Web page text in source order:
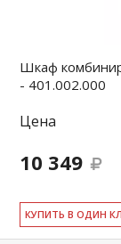
Шкаф
- 401.002.000
Цена
10 349
КУ­ПИТЬ В ОДИН